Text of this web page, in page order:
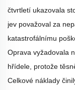
čtvrtletí ukazovala
jev považoval za
katastrofálnímu
Oprava vyžadovala
hřídele, protože
Celkové náklady